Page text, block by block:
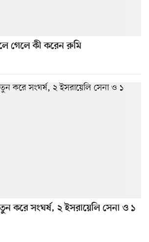
গেলে কী করেন রুমি
করে সংঘর্ষ, ২ ইসরায়েলি সেনা ও ১